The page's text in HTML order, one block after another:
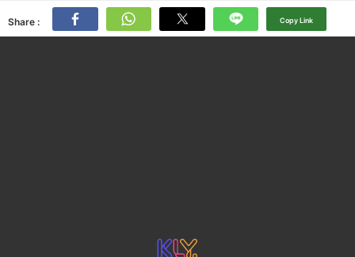
Share : Copy Link